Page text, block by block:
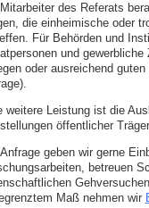
des Referats
die einheimische oder
Für Behörden und
und
oder ausreichend
weitere Leistung ist die
öffentlicher
geben wir gerne
betreuen
Maß nehmen wir